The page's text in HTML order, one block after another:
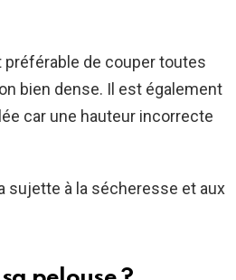
préférable de couper toutes
bien dense. Il est également
car une hauteur incorrecte
sujette à la sécheresse et aux